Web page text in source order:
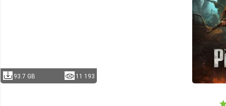
93.7 GB 11 193